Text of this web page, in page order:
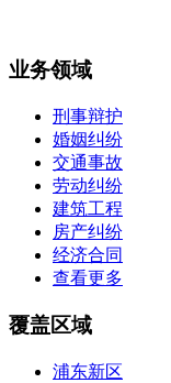
业务领域
刑事辩护
婚姻纠纷
交通事故
劳动纠纷
建筑工程
房产纠纷
经济合同
查看更多
覆盖区域
浦东新区